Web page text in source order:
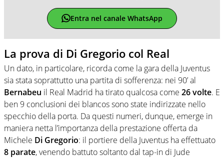
Entra nel canale WhatsApp
La prova di Di Gregorio col Real
Un dato, in particolare, ricorda come la gara della Juventus
sia stata soprattutto una partita di sofferenza: nei 90’ al
Bernabeu il Real Madrid ha tirato qualcosa come 26 volte. E
ben 9 conclusioni dei blancos sono state indirizzate nello
specchio della porta. Da questi numeri, dunque, emerge in
maniera netta l’importanza della prestazione offerta da
Michele Di Gregorio: il portiere della Juventus ha effettuato
8 parate, venendo battuto soltanto dal tap-in di Jude